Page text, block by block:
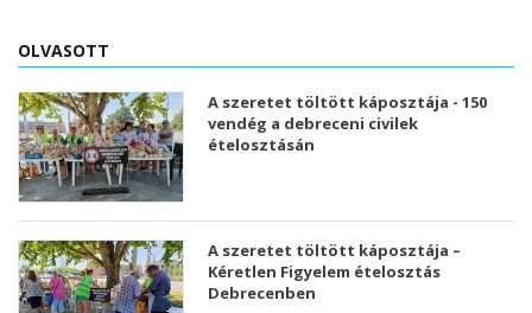
OLVASOTT
A szeretet töltött káposztája - 150
vendég a debreceni civilek
ételosztásán
A szeretet töltött káposztája –
Kéretlen Figyelem ételosztás
Debrecenben